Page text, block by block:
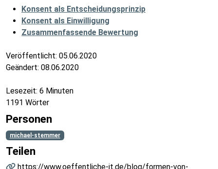
Konsent als Entscheidungsprinzip
Konsent als Einwilligung
Zusammenfassende Bewertung
Veröffentlicht: 05.06.2020
Geändert: 08.06.2020
Lesezeit: 6 Minuten
1191 Wörter
Personen
michael-stemmer
Teilen
https://www.oeffentliche-it.de/blog/formen-von-